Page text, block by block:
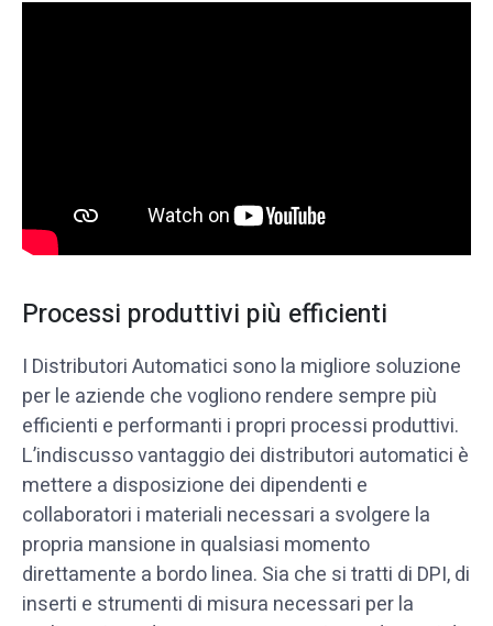
Processi produttivi più efficienti
I Distributori Automatici sono la migliore soluzione
per le aziende che vogliono rendere sempre più
efficienti e performanti i propri processi produttivi.
L’indiscusso vantaggio dei distributori automatici è
mettere a disposizione dei dipendenti e
collaboratori i materiali necessari a svolgere la
propria mansione in qualsiasi momento
direttamente a bordo linea. Sia che si tratti di DPI, di
inserti e strumenti di misura necessari per la